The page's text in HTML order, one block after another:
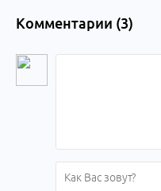
Комментарии (3)